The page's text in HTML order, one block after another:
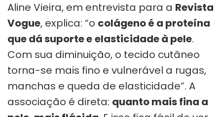
Aline Vieira, em entrevista para a Revista
Vogue, explica: “o colágeno é a proteína
que dá suporte eelasticidade à pele.
Com sua diminuição, o tecido cutâneo
torna-se mais fino e vulnerável a rugas,
manchas e queda de elasticidade”. A
associação é direta: quanto mais fina a